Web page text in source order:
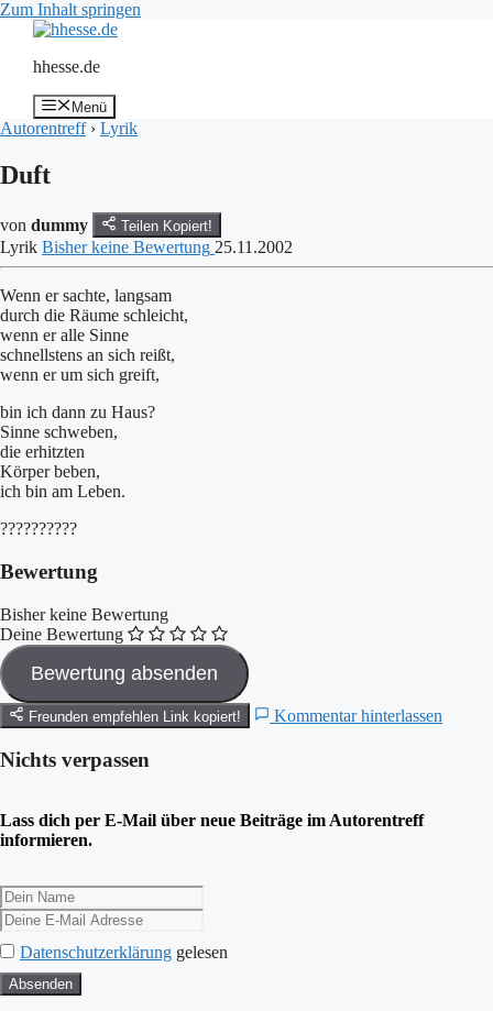
Zum Inhalt springen
hhesse.de
Menü
Autorentreff › Lyrik
Duft
von dummy Teilen Kopiert!
Lyrik Bisher keine Bewertung 25.11.2002
Wenn er sachte, langsam
durch die Räume schleicht,
wenn er alle Sinne
schnellstens an sich reißt,
wenn er um sich greift,
bin ich dann zu Haus?
Sinne schweben,
die erhitzten
Körper beben,
ich bin am Leben.
??????????
Bewertung
Bisher keine Bewertung
Deine Bewertung
Freunden empfehlen Link kopiert! Kommentar hinterlassen
Nichts verpassen
Lass dich per E-Mail über neue Beiträge im Autorentreff
informieren.
Datenschutzerklärung gelesen